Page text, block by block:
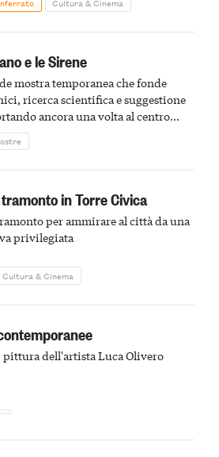
e le Sirene
mostra temporanea che fonde
ricerca scientifica e suggestione
ancora una volta al centro
le meraviglie del passato astigiano
in Torre Civica
per ammirare al città da una
privilegiata
Cultura & Cinema
pittura dell'artista Luca Olivero